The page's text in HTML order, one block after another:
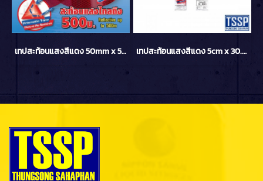
เทปสะท้อนแสงสีแดง 50mm x 50m YAMADA เทปสะท้อนแสงสีแดง 5cm x 30.48cm (5ชิ้น/แพ็ค) YAMADA